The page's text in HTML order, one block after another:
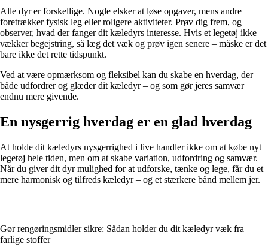
Alle dyr er forskellige. Nogle elsker at løse opgaver, mens andre
foretrækker fysisk leg eller roligere aktiviteter. Prøv dig frem, og
observer, hvad der fanger dit kæledyrs interesse. Hvis et legetøj ikke
vækker begejstring, så læg det væk og prøv igen senere – måske er det
bare ikke det rette tidspunkt.
Ved at være opmærksom og fleksibel kan du skabe en hverdag, der
både udfordrer og glæder dit kæledyr – og som gør jeres samvær
endnu mere givende.
En nysgerrig hverdag er en glad hverdag
At holde dit kæledyrs nysgerrighed i live handler ikke om at købe nyt
legetøj hele tiden, men om at skabe variation, udfordring og samvær.
Når du giver dit dyr mulighed for at udforske, tænke og lege, får du et
mere harmonisk og tilfreds kæledyr – og et stærkere bånd mellem jer.
Gør rengøringsmidler sikre: Sådan holder du dit kæledyr væk fra
farlige stoffer